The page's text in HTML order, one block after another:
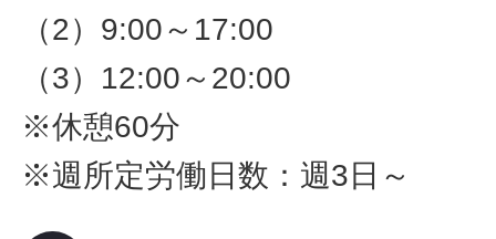
（2）9:00～17:00
（3）12:00～20:00
※休憩60分
※週所定労働日数：週3日～